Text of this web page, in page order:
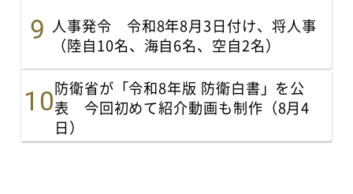
人事発令 令和8年8月3日付け、将人事
（陸自10名、海自6名、空自2名）
防衛省が「令和8年版 防衛白書」を公
表 今回初めて紹介動画も制作（8月4
日）